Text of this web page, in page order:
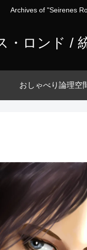
Archives of "Seirenes
・ロンド /
おしゃべり論理空